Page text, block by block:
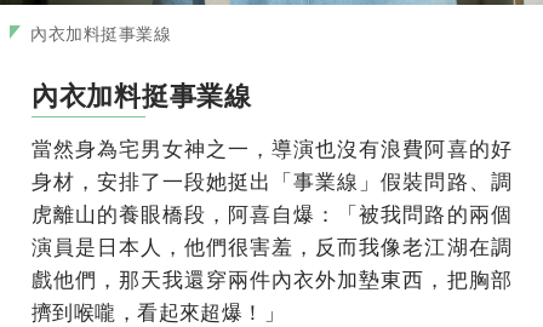
內衣加料挺事業線
內衣加料挺事業線
當然身為宅男女神之一，導演也沒有浪費阿喜的好
身材，安排了一段她挺出「事業線」假裝問路、調
虎離山的養眼橋段，阿喜自爆：「被我問路的兩個
演員是日本人，他們很害羞，反而我像老江湖在調
戲他們，那天我還穿兩件內衣外加墊東西，把胸部
擠到喉嚨，看起來超爆！」